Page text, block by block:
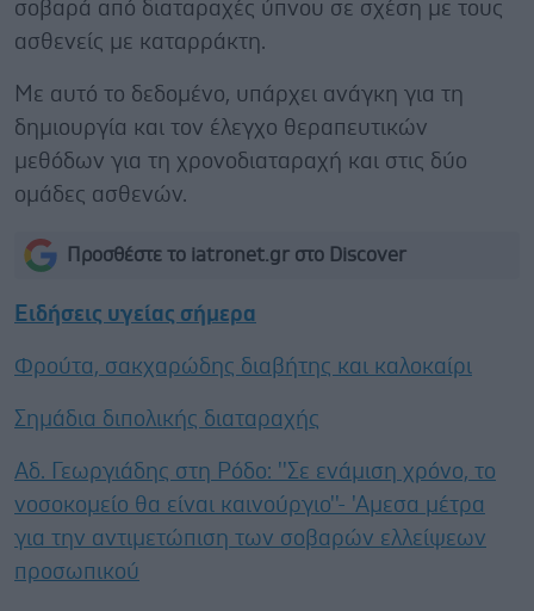
σοβαρά από διαταραχές ύπνου σε σχέση με τους
ασθενείς με καταρράκτη.
Με αυτό το δεδομένο, υπάρχει ανάγκη για τη
δημιουργία και τον έλεγχο θεραπευτικών
μεθόδων για τη χρονοδιαταραχή και στις δύο
ομάδες ασθενών.
Προσθέστε το iatronet.gr στο Discover
Ειδήσεις υγείας σήμερα
Φρούτα, σακχαρώδης διαβήτης και καλοκαίρι
Σημάδια διπολικής διαταραχής
Αδ. Γεωργιάδης στη Ρόδο: ''Σε ενάμιση χρόνο, το
νοσοκομείο θα είναι καινούργιο''- 'Αμεσα μέτρα
για την αντιμετώπιση των σοβαρών ελλείψεων
προσωπικού